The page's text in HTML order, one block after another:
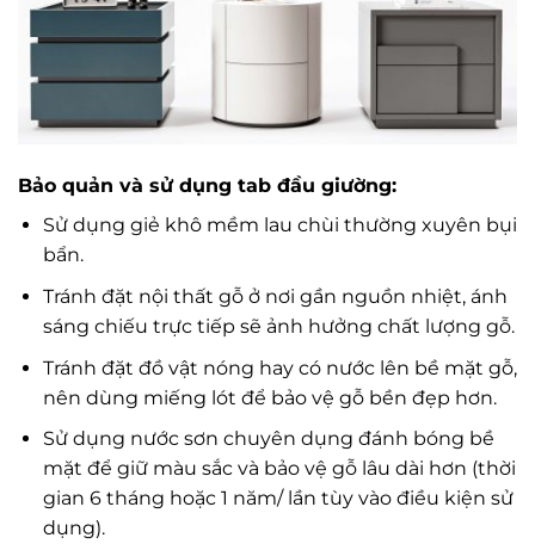
Bảo quản và sử dụng tab đầu giường:
Sử dụng giẻ khô mềm lau chùi thường xuyên bụi
bẩn.
Tránh đặt nội thất gỗ ở nơi gần nguồn nhiệt, ánh
sáng chiếu trực tiếp sẽ ảnh hưởng chất lượng gỗ.
Tránh đặt đồ vật nóng hay có nước lên bề mặt gỗ,
nên dùng miếng lót để bảo vệ gỗ bền đẹp hơn.
Sử dụng nước sơn chuyên dụng đánh bóng bề
mặt để giữ màu sắc và bảo vệ gỗ lâu dài hơn (thời
gian 6 tháng hoặc 1 năm/ lần tùy vào điều kiện sử
dụng).